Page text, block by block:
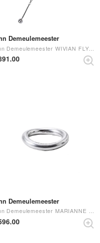
Demeulemeester
Demeulemeester
Ann Demeulemeester MARIANNE SIMPLE RING （ANTIQUE SILVER）